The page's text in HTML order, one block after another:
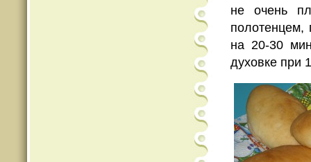
не очень
полотенцем,
на 20-30
духовке при